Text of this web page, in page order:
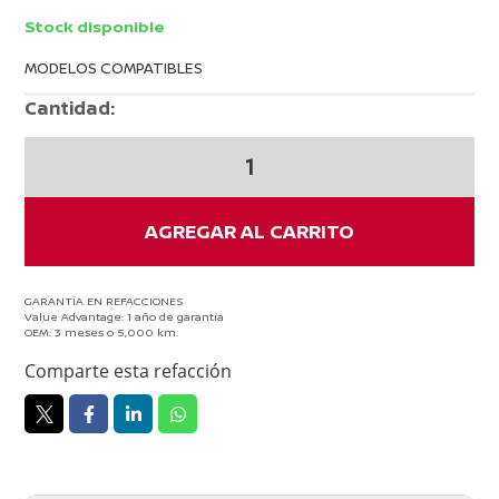
Stock disponible
MODELOS COMPATIBLES
Cantidad:
cantidad
AGREGAR AL CARRITO
GARANTÍA EN REFACCIONES
Value Advantage: 1 año de garantía
OEM: 3 meses o 5,000 km.
Comparte esta refacción